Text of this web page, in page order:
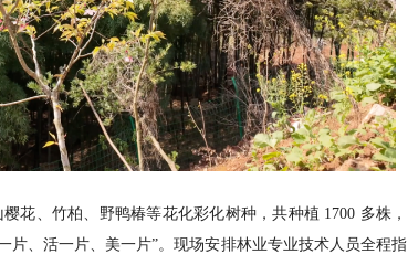
花、竹柏、野鸭椿等花化彩化树种，共种植 1700 多株，
片、活一片、美一片”。现场安排林业专业技术人员全程指